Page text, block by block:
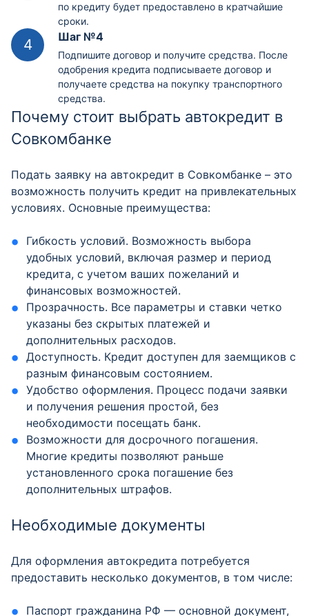
по кредиту будет предоставлено в кратчайшие
сроки.
Шаг №4
Подпишите договор и получите средства. После
одобрения кредита подписываете договор и
получаете средства на покупку транспортного
средства.
Почему стоит выбрать автокредит в
Совкомбанке
Подать заявку на автокредит в Совкомбанке – это
возможность получить кредит на привлекательных
условиях. Основные преимущества:
Гибкость условий. Возможность выбора
удобных условий, включая размер и период
кредита, с учетом ваших пожеланий и
финансовых возможностей.
Прозрачность. Все параметры и ставки четко
указаны без скрытых платежей и
дополнительных расходов.
Доступность. Кредит доступен для заемщиков с
разным финансовым состоянием.
Удобство оформления. Процесс подачи заявки
и получения решения простой, без
необходимости посещать банк.
Возможности для досрочного погашения.
Многие кредиты позволяют раньше
установленного срока погашение без
дополнительных штрафов.
Необходимые документы
Для оформления автокредита потребуется
предоставить несколько документов, в том числе:
Паспорт гражданина РФ — основной документ,